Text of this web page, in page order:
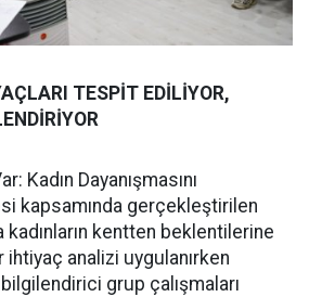
TESPİT EDİLİYOR,
Kadın Dayanışmasını
kapsamında gerçekleştirilen
kadınların kentten beklentilerine
ihtiyaç analizi uygulanırken
grup çalışmaları